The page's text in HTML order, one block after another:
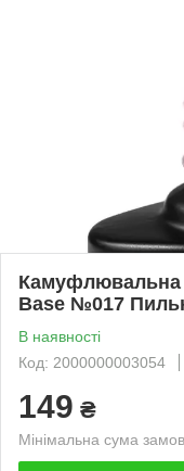
Камуфлювальна
Base №017
В наявності
Код: 2000000003054
149 ₴
Мінімальна сума